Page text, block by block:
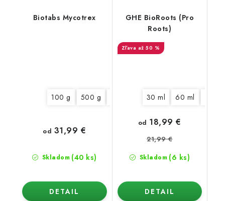
Biotabs Mycotrex
100 g 500 g
Skladom (40 ks)
od 31,99 €
DETAIL
GHE BioRoots (Pro
Roots)
až 50 %
30 ml 60 ml
Skladom (6 ks)
od 18,99 €
21,99 €
DETAIL